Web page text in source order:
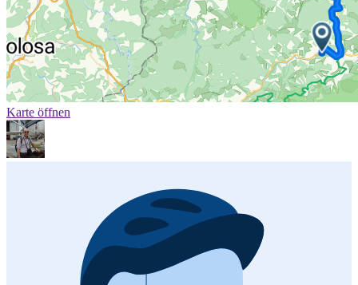
Karte öffnen